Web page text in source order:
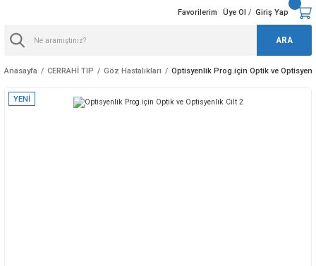
ARA
Favorilerim Üye Ol / Giriş Yap
Anasayfa CERRAHİ TIP Göz Hastalıkları Optisyenlik Prog.için Optik ve
YENİ